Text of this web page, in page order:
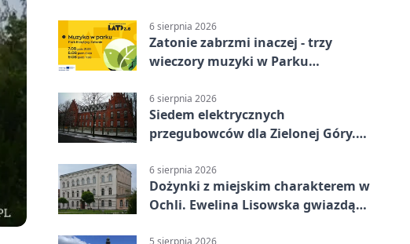
6 sierpnia 2026
Zatonie zabrzmi inaczej - trzy
wieczory muzyki w Parku
6 sierpnia 2026
Siedem elektrycznych
przegubowców dla Zielonej Góry.
6 sierpnia 2026
Dożynki z miejskim charakterem w
Ochli. Ewelina Lisowska gwiazdą
5 sierpnia 2026